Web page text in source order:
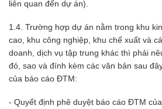
liên quan đến dự án).
1.4. Trường hợp dự án nằm trong khu
cao, khu công nghiệp, khu chế xuất và
doanh, dịch vụ tập trung khác thì phải
đó, sao và đính kèm các văn bản sau
của báo cáo ĐTM:
- Quyết định phê duyệt báo cáo ĐTM